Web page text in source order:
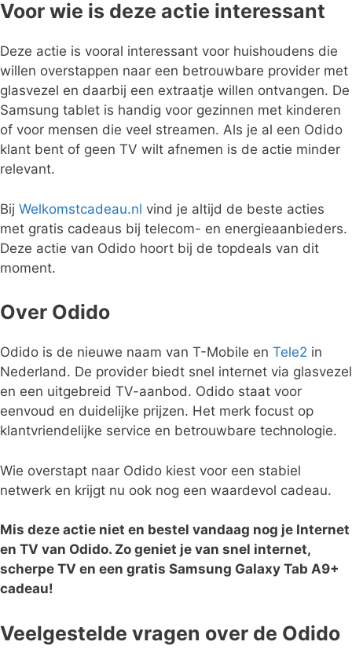
Voor wie is deze actie interessant
Deze actie is vooral interessant voor huishoudens die
willen overstappen naar een betrouwbare provider met
glasvezel en daarbij een extraatje willen ontvangen. De
Samsung tablet is handig voor gezinnen met kinderen
of voor mensen die veel streamen. Als je al een Odido
klant bent of geen TV wilt afnemen is de actie minder
relevant.
Bij Welkomstcadeau.nl vind je altijd de beste acties
met gratis cadeaus bij telecom- en energieaanbieders.
Deze actie van Odido hoort bij de topdeals van dit
moment.
Over Odido
Odido is de nieuwe naam van T-Mobile en Tele2 in
Nederland. De provider biedt snel internet via glasvezel
en een uitgebreid TV-aanbod. Odido staat voor
eenvoud en duidelijke prijzen. Het merk focust op
klantvriendelijke service en betrouwbare technologie.
Wie overstapt naar Odido kiest voor een stabiel
netwerk en krijgt nu ook nog een waardevol cadeau.
Mis deze actie niet en bestel vandaag nog je Internet
en TV van Odido. Zo geniet je van snel internet,
scherpe TV en een gratis Samsung Galaxy Tab A9+
cadeau!
Veelgestelde vragen over de Odido